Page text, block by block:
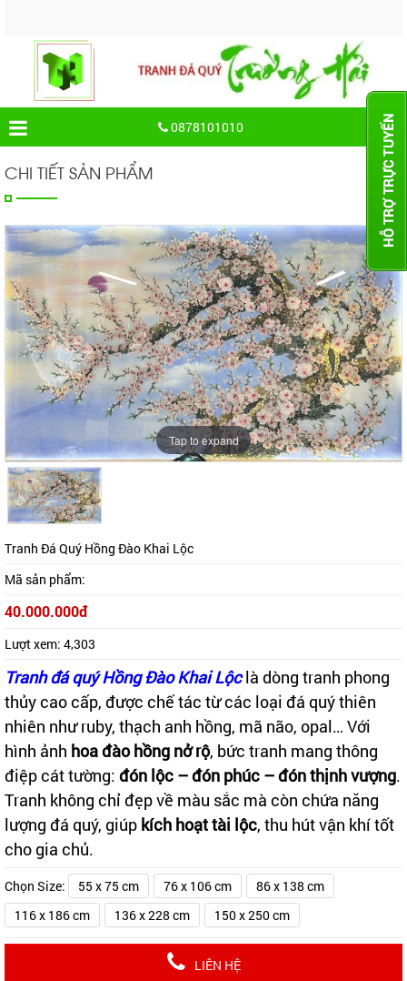
0878101010
CHI TIẾT SẢN PHẨM
Tap to expand
Tap to expand
Tranh Đá Quý Hồng Đào Khai Lộc
Mã sản phẩm:
40.000.000đ
Lượt xem: 4,303
Tranh đá quý Hồng Đào Khai Lộclà dòng tranh phong
thủy cao cấp, được chế tác từ các loại đá quý thiên
nhiên như ruby, thạch anh hồng, mã não, opal… Với
hình ảnh hoa đào hồng nở rộ, bức tranh mang thông
điệp cát tường: đón lộc – đón phúc – đón thịnh vượng.
Tranh không chỉ đẹp về màu sắc mà còn chứa năng
lượng đá quý, giúp kích hoạt tài lộc, thu hút vận khí tốt
cho gia chủ.
Chọn Size: 55 x 75 cm 76 x 106 cm
86 x 138 cm
116 x 186 cm
136 x 228 cm 150 x 250 cm
LIÊN HỆ